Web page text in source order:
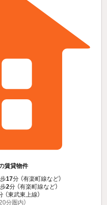
賃貸物件
17分 （有楽町線など）
2分 （有楽町線など）
（東武東上線）
分圏内）